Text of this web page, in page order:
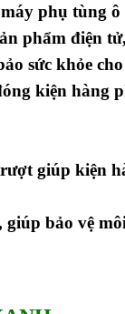
phụ tùng
phẩm điện
sức khỏe
kiện hàng
giúp kiện
giúp bảo vệ